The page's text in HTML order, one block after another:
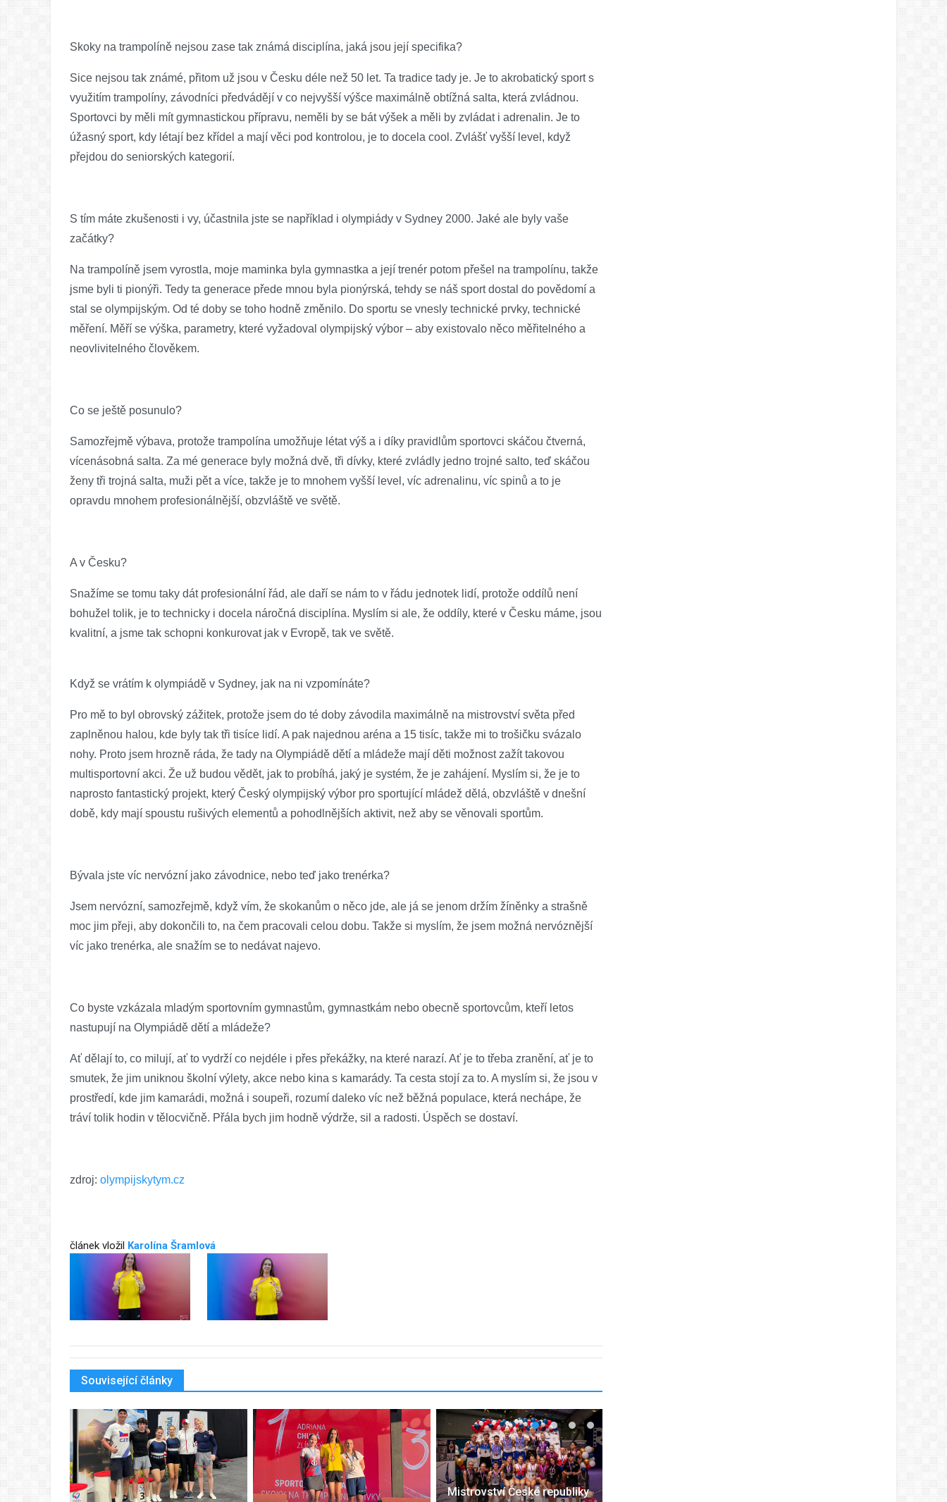
Skoky na trampolíně nejsou zase tak známá disciplína, jaká jsou její specifika?
Sice nejsou tak známé, přitom už jsou v Česku déle než 50 let. Ta tradice tady je. Je to akrobatický sport s
využitím trampolíny, závodníci předvádějí v co nejvyšší výšce maximálně obtížná salta, která zvládnou.
Sportovci by měli mít gymnastickou přípravu, neměli by se bát výšek a měli by zvládat i adrenalin. Je to
úžasný sport, kdy létají bez křídel a mají věci pod kontrolou, je to docela cool. Zvlášť vyšší level, když
přejdou do seniorských kategorií.
S tím máte zkušenosti i vy, účastnila jste se například i olympiády v Sydney 2000. Jaké ale byly vaše
začátky?
Na trampolíně jsem vyrostla, moje maminka byla gymnastka a její trenér potom přešel na trampolínu, takže
jsme byli ti pionýři. Tedy ta generace přede mnou byla pionýrská, tehdy se náš sport dostal do povědomí a
stal se olympijským. Od té doby se toho hodně změnilo. Do sportu se vnesly technické prvky, technické
měření. Měří se výška, parametry, které vyžadoval olympijský výbor – aby existovalo něco měřitelného a
neovlivitelného člověkem.
Co se ještě posunulo?
Samozřejmě výbava, protože trampolína umožňuje létat výš a i díky pravidlům sportovci skáčou čtverná,
vícenásobná salta. Za mé generace byly možná dvě, tři dívky, které zvládly jedno trojné salto, teď skáčou
ženy tři trojná salta, muži pět a více, takže je to mnohem vyšší level, víc adrenalinu, víc spinů a to je
opravdu mnohem profesionálnější, obzvláště ve světě.
A v Česku?
Snažíme se tomu taky dát profesionální řád, ale daří se nám to v řádu jednotek lidí, protože oddílů není
bohužel tolik, je to technicky i docela náročná disciplína. Myslím si ale, že oddíly, které v Česku máme, jsou
kvalitní, a jsme tak schopni konkurovat jak v Evropě, tak ve světě.
Když se vrátím k olympiádě v Sydney, jak na ni vzpomínáte?
Pro mě to byl obrovský zážitek, protože jsem do té doby závodila maximálně na mistrovství světa před
zaplněnou halou, kde byly tak tři tisíce lidí. A pak najednou aréna a 15 tisíc, takže mi to trošičku svázalo
nohy. Proto jsem hrozně ráda, že tady na Olympiádě dětí a mládeže mají děti možnost zažít takovou
multisportovní akci. Že už budou vědět, jak to probíhá, jaký je systém, že je zahájení. Myslím si, že je to
naprosto fantastický projekt, který Český olympijský výbor pro sportující mládež dělá, obzvláště v dnešní
době, kdy mají spoustu rušivých elementů a pohodlnějších aktivit, než aby se věnovali sportům.
Bývala jste víc nervózní jako závodnice, nebo teď jako trenérka?
Jsem nervózní, samozřejmě, když vím, že skokanům o něco jde, ale já se jenom držím žíněnky a strašně
moc jim přeji, aby dokončili to, na čem pracovali celou dobu. Takže si myslím, že jsem možná nervóznější
víc jako trenérka, ale snažím se to nedávat najevo.
Co byste vzkázala mladým sportovním gymnastům, gymnastkám nebo obecně sportovcům, kteří letos
nastupují na Olympiádě dětí a mládeže?
Ať dělají to, co milují, ať to vydrží co nejdéle i přes překážky, na které narazí. Ať je to třeba zranění, ať je to
smutek, že jim uniknou školní výlety, akce nebo kina s kamarády. Ta cesta stojí za to. A myslím si, že jsou v
prostředí, kde jim kamarádi, možná i soupeři, rozumí daleko víc než běžná populace, která nechápe, že
tráví tolik hodin v tělocvičně. Přála bych jim hodně výdrže, sil a radosti. Úspěch se dostaví.
zdroj: olympijskytym.cz
článek vložil Karolína Šramlová
Související články
Mistrovství České republiky